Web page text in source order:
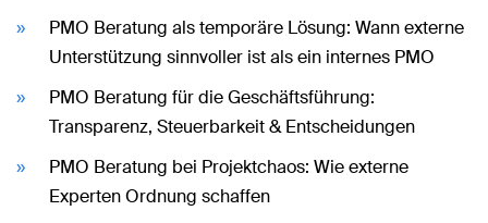
PMO Beratung als temporäre Lösung: Wann externe
Unterstützung sinnvoller ist als ein internes PMO
PMO Beratung für die Geschäftsführung:
Transparenz, Steuerbarkeit & Entscheidungen
PMO Beratung bei Projektchaos: Wie externe
Experten Ordnung schaffen